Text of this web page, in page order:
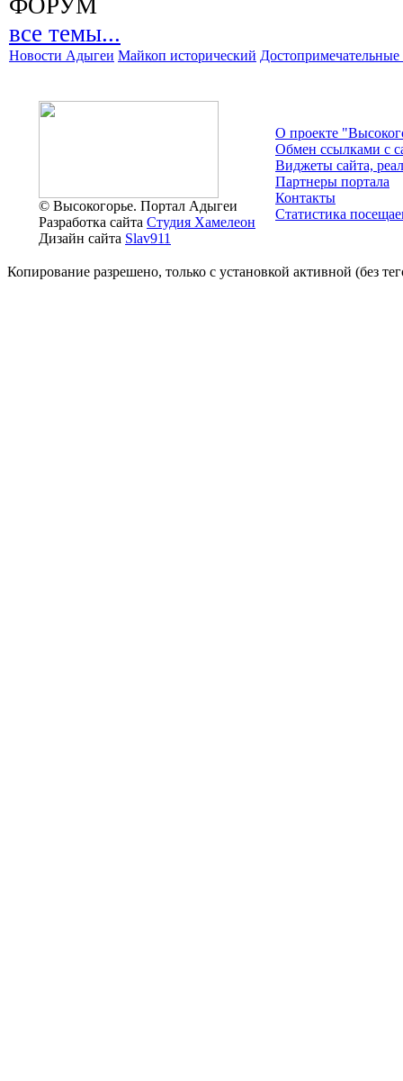
ФОРУМ
все темы...
Новости Адыгеи Майкоп исторический Достопримечательные
© Высокогорье. Портал Адыгеи
Разработка сайта Студия Хамелеон
Дизайн сайта Slav911
О проекте
Обмен ссылками c
Виджеты сайта,
Партнеры портала
Контакты
Статистика
Копирование разрешено, только с установкой активной (без